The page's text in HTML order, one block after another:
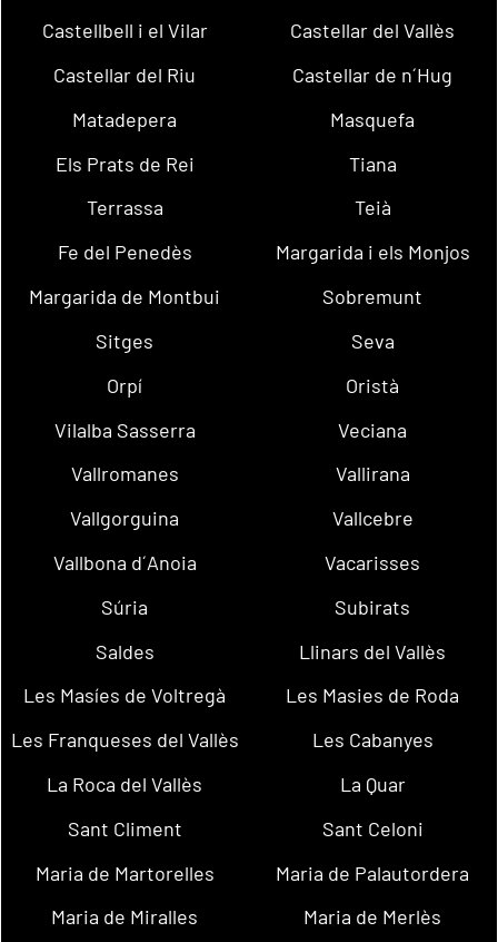
Castellbell i el Vilar
Castellar del Vallès
Castellar del Riu
Castellar de n´Hug
Matadepera
Masquefa
Els Prats de Rei
Tiana
Terrassa
Teià
Fe del Penedès
Margarida i els Monjos
Margarida de Montbui
Sobremunt
Sitges
Seva
Orpí
Oristà
Vilalba Sasserra
Veciana
Vallromanes
Vallirana
Vallgorguina
Vallcebre
Vallbona d´Anoia
Vacarisses
Súria
Subirats
Saldes
Llinars del Vallès
Les Masíes de Voltregà
Les Masies de Roda
Les Franqueses del Vallès
Les Cabanyes
La Roca del Vallès
La Quar
Sant Climent
Sant Celoni
Maria de Martorelles
Maria de Palautordera
Maria de Miralles
Maria de Merlès